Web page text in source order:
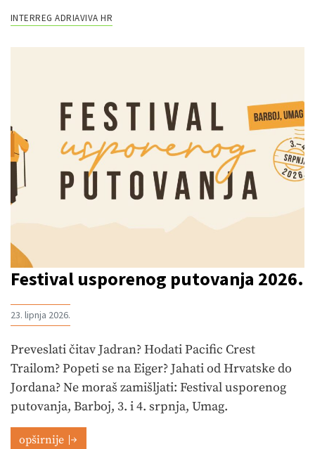
INTERREG ADRIAVIVA HR
Festival usporenog putovanja 2026.
23. lipnja 2026.
Preveslati čitav Jadran? Hodati Pacific Crest
Trailom? Popeti se na Eiger? Jahati od Hrvatske do
Jordana? Ne moraš zamišljati: Festival usporenog
putovanja, Barboj, 3. i 4. srpnja, Umag.
opširnije